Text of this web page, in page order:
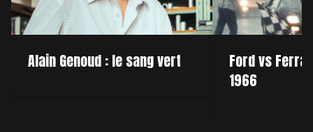
Alain Genoud : le sang vert
Ford vs
1966